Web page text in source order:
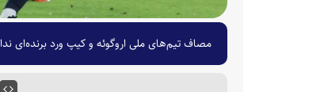
مصاف تیم‌های ملی اروگوئه و کیپ ورد برنده‌ای